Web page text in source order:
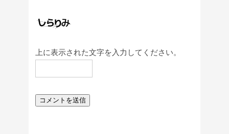
上に表示された文字を入力してください。